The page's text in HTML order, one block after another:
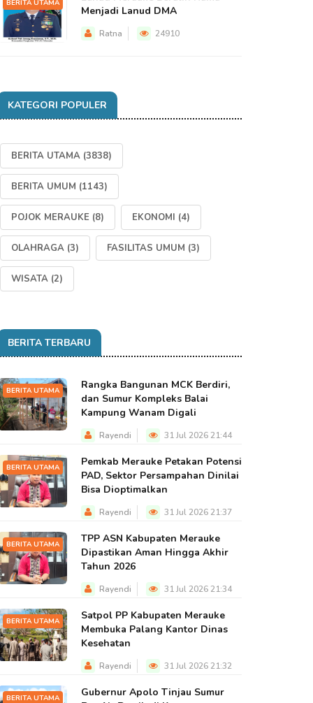
BERITA UTAMA
Menjadi Lanud DMA
Ratna 24910
KATEGORI POPULER
BERITA UTAMA (3838)
BERITA UMUM (1143)
POJOK MERAUKE (8) EKONOMI (4)
OLAHRAGA (3) FASILITAS UMUM (3)
WISATA (2)
BERITA TERBARU
BERITA UTAMA
Rangka Bangunan MCK Berdiri,
dan Sumur Kompleks Balai
Kampung Wanam Digali
Rayendi 31 Jul 2026 21:44
BERITA UTAMA
Pemkab Merauke Petakan Potensi
PAD, Sektor Persampahan Dinilai
Bisa Dioptimalkan
Rayendi 31 Jul 2026 21:37
BERITA UTAMA
TPP ASN Kabupaten Merauke
Dipastikan Aman Hingga Akhir
Tahun 2026
Rayendi 31 Jul 2026 21:34
BERITA UTAMA
Satpol PP Kabupaten Merauke
Membuka Palang Kantor Dinas
Kesehatan
Rayendi 31 Jul 2026 21:32
BERITA UTAMA
Gubernur Apolo Tinjau Sumur